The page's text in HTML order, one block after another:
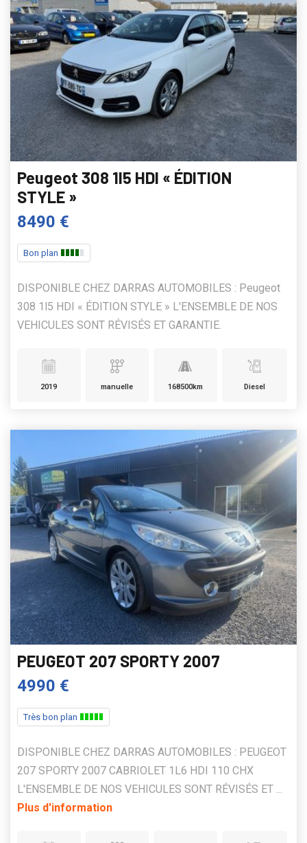
Peugeot 308 1l5 HDI « ÉDITION
STYLE »
8490 €
Bon plan
DISPONIBLE CHEZ DARRAS AUTOMOBILES : Peugeot
308 1l5 HDI « ÉDITION STYLE » L'ENSEMBLE DE NOS
VEHICULES SONT RÉVISÉS ET GARANTIE.
2019 manuelle 168500km Diesel
PEUGEOT 207 SPORTY 2007
4990 €
Très bon plan
DISPONIBLE CHEZ DARRAS AUTOMOBILES : PEUGEOT
207 SPORTY 2007 CABRIOLET 1L6 HDI 110 CHX
L'ENSEMBLE DE NOS VEHICULES SONT RÉVISÉS ET ...
Plus d'information